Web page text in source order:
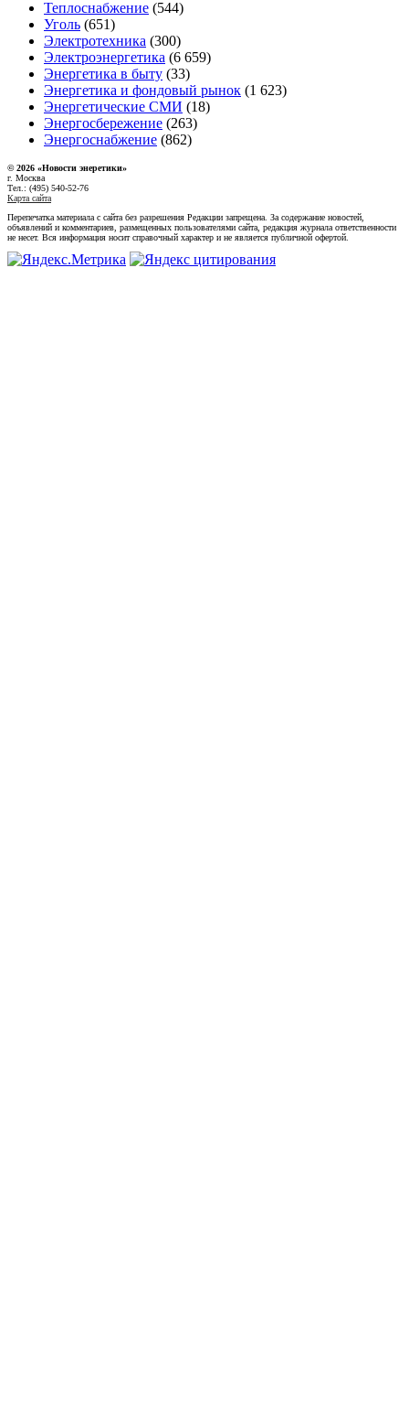
Теплоснабжение (544)
Уголь (651)
Электротехника (300)
Электроэнергетика (6 659)
Энергетика в быту (33)
Энергетика и фондовый рынок (1 623)
Энергетические СМИ (18)
Энергосбережение (263)
Энергоснабжение (862)
© 2026 «Новости энеретики»
г. Москва
Тел.: (495) 540-52-76
Карта сайта
Перепечатка материала с сайта без разрешения Редакции запрещена. За содержание новостей,
объявлений и комментариев, размещенных пользователями сайта, редакция журнала ответственности
не несет. Вся информация носит справочный характер и не является публичной офертой.